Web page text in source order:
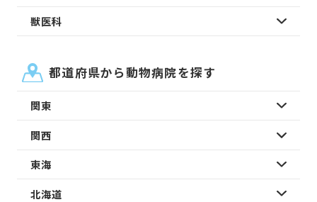
獣医科
都道府県から動物病院を探す
関東
関西
東海
北海道